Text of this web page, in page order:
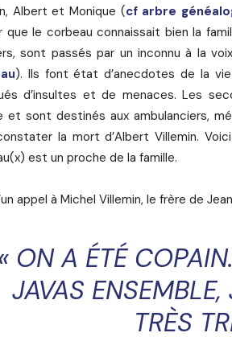
Albert et Monique (cf arbre
que le corbeau connaissait bien la
sont passés par un inconnu à la
). Ils font état d’anecdotes de la
d’insultes et de menaces. Les
et sont destinés aux ambulanciers,
la mort d’Albert Villemin.
est un proche de la famille.
appel à Michel Villemin, le frère de
ON A ÉTÉ
JAVAS
TRÈS